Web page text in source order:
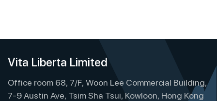
Vita Liberta Limited
Office room 68, 7/F, Woon Lee Commercial Building,
7-9 Austin Ave, Tsim Sha Tsui, Kowloon, Hong Kong